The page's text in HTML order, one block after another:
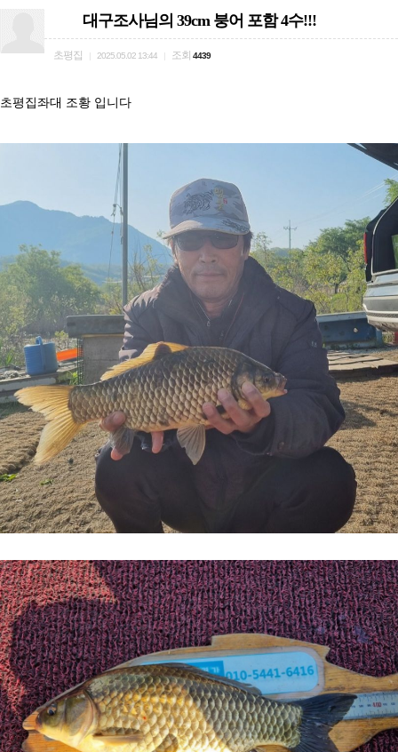
대구조사님의 39cm 붕어 포함 4수!!!
초평집 2025.05.02 13:44 조회 4439
초평집좌대 조황 입니다